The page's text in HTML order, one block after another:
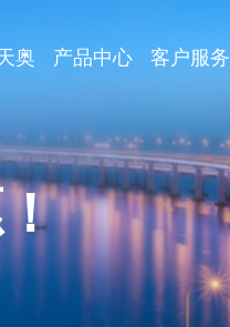
奥 产品中心 客户服务